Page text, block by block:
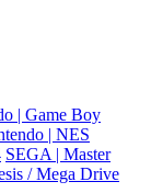
| Game Boy
| NES
SEGA | Master
/ Mega Drive